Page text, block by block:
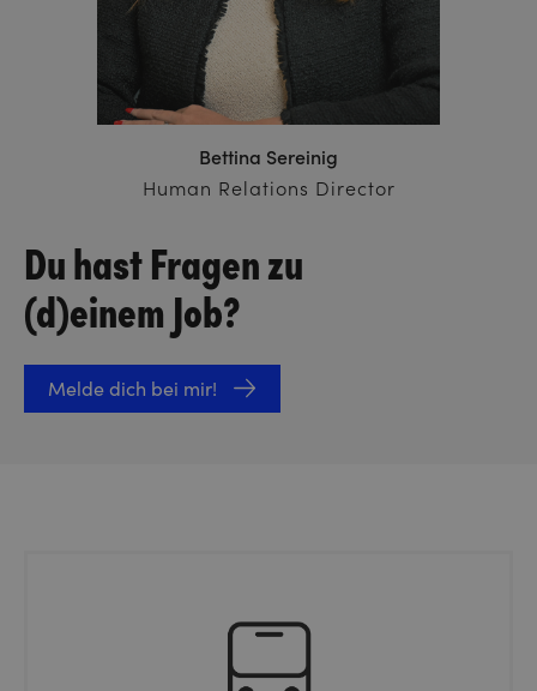
Du hast Fragen zu
(d)einem Job?
Melde dich bei mir!
Bettina Sereinig
Human Relations Director